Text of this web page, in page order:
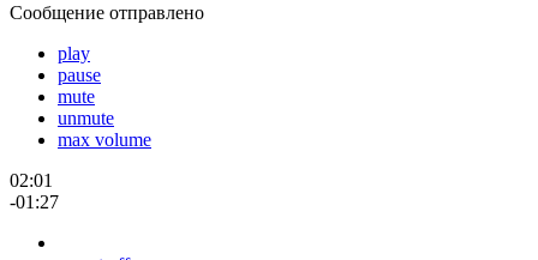
Сообщение отправлено
play
pause
mute
unmute
max volume
02:01
-01:27